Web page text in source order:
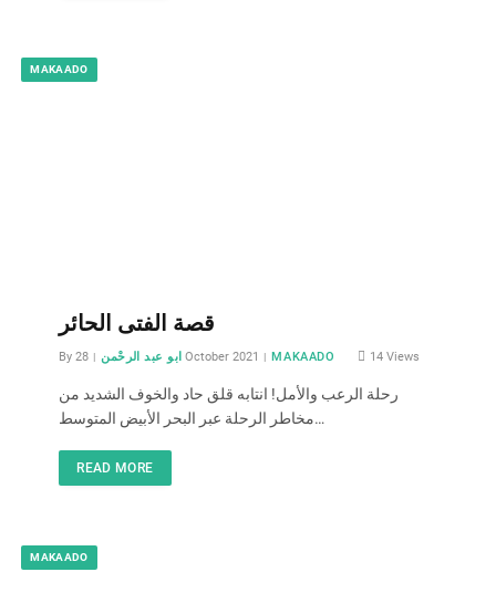
MAKAADO
قصة الفتى الحائر
By ابو عبد الرحْمن 28 October 2021 MAKAADO 14Views
رحلة الرعب والأمل! انتابه قلق حاد والخوف الشديد من
مخاطر الرحلة عبر البحر الأبيض المتوسط…
READ MORE
MAKAADO